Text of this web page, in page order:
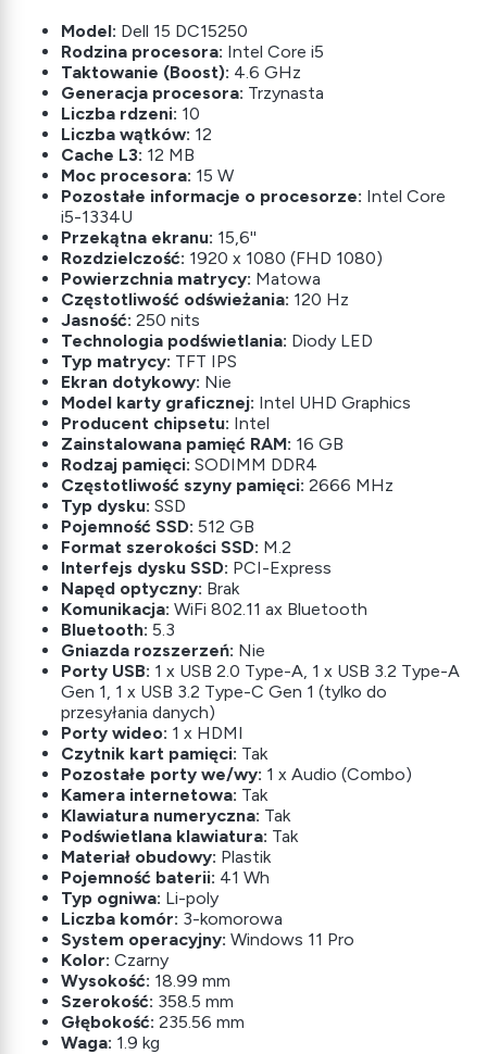
Model: Dell 15 DC15250
Rodzina procesora: Intel Core i5
Taktowanie (Boost): 4.6 GHz
Generacja procesora: Trzynasta
Liczba rdzeni: 10
Liczba wątków: 12
Cache L3: 12 MB
Moc procesora: 15 W
Pozostałe informacje o procesorze: Intel Core
i5-1334U
Przekątna ekranu: 15,6''
Rozdzielczość: 1920 x 1080 (FHD 1080)
Powierzchnia matrycy: Matowa
Częstotliwość odświeżania: 120 Hz
Jasność: 250 nits
Technologia podświetlania: Diody LED
Typ matrycy: TFT IPS
Ekran dotykowy: Nie
Model karty graficznej: Intel UHD Graphics
Producent chipsetu: Intel
Zainstalowana pamięć RAM: 16 GB
Rodzaj pamięci: SODIMM DDR4
Częstotliwość szyny pamięci: 2666 MHz
Typ dysku: SSD
Pojemność SSD: 512 GB
Format szerokości SSD: M.2
Interfejs dysku SSD: PCI-Express
Napęd optyczny: Brak
Komunikacja: WiFi 802.11 ax Bluetooth
Bluetooth: 5.3
Gniazda rozszerzeń: Nie
Porty USB: 1 x USB 2.0 Type-A, 1 x USB 3.2 Type-A
Gen 1, 1 x USB 3.2 Type-C Gen 1 (tylko do
przesyłania danych)
Porty wideo: 1 x HDMI
Czytnik kart pamięci: Tak
Pozostałe porty we/wy: 1 x Audio (Combo)
Kamera internetowa: Tak
Klawiatura numeryczna: Tak
Podświetlana klawiatura: Tak
Materiał obudowy: Plastik
Pojemność baterii: 41 Wh
Typ ogniwa: Li-poly
Liczba komór: 3-komorowa
System operacyjny: Windows 11 Pro
Kolor: Czarny
Wysokość: 18.99 mm
Szerokość: 358.5 mm
Głębokość: 235.56 mm
Waga: 1.9 kg